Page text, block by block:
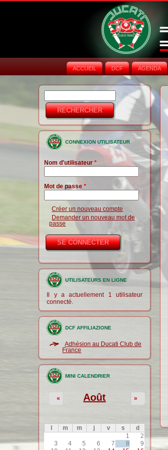
ACCUEIL DCF AGENDA
Formulaire de
recherche
CONNEXION UTILISATEUR
Nom d'utilisateur*
Mot de passe*
Créer un nouveau compte
Demander un nouveau mot de
passe
UTILISATEURS EN LIGNE
Il y a actuellement 1 utilisateur
connecté.
DCF AFFILIAZIONE
Adhésion au Ducati Club de
France
MINI CALENDRIER
Août
« »
m m j v s
d
1
2
3
4 5 6 7 8
9